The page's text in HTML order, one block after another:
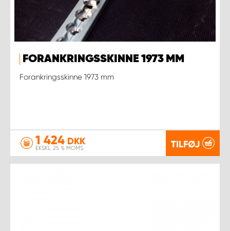
FORANKRINGSSKINNE 1973 MM
Forankringsskinne 1973 mm
1 424 DKK
EKSKL. 25 % MOMS TILFØJ